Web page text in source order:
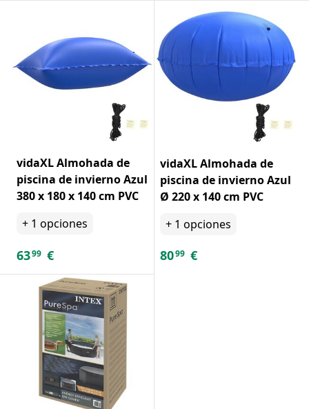
vidaXL Almohada de
piscina de invierno Azul
380 x 180 x 140 cm PVC
+ 1 opciones
6399 €
vidaXL Almohada de
piscina de invierno Azul
Ø 220 x 140 cm PVC
+ 1 opciones
8099 €